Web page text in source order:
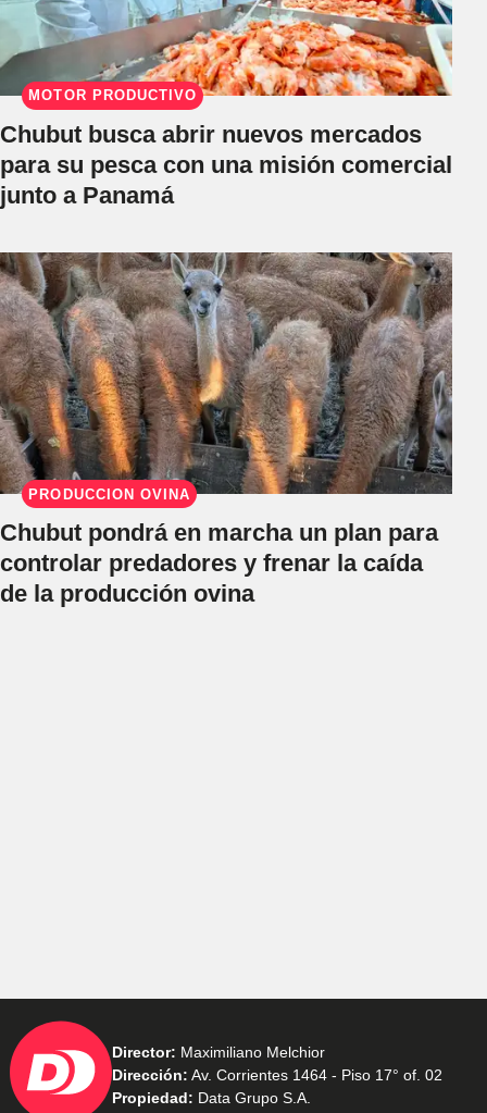
MOTOR PRODUCTIVO
Chubut busca abrir nuevos mercados
para su pesca con una misión comercial
junto a Panamá
PRODUCCIÓN OVINA
Chubut pondrá en marcha un plan para
controlar predadores y frenar la caída
de la producción ovina
Director: Maximiliano Melchior
Dirección: Av. Corrientes 1464 - Piso 17° of. 02
Propiedad: Data Grupo S.A.